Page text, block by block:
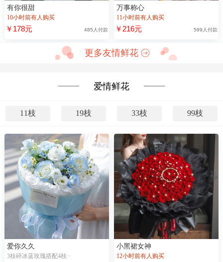
有你很甜
10小时前有人购买
￥178元 485人付款
万事称心
11小时前有人购买
￥216元 599人付款
更多友情鲜花
爱情鲜花
11枝 19枝 33枝 99枝
爱你久久
3枝碎冰蓝玫瑰搭配4枝··
小黑裙女神
12小时前有人购买